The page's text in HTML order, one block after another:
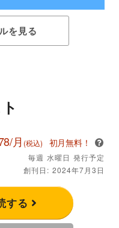
を見る
月 (税込) 初月無料！
毎週 水曜日 発行予定
創刊日: 2024年7月3日
する